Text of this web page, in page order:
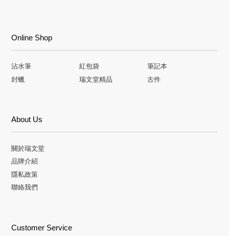
Online Shop
沾水筆 紅包袋
筆記本
封蠟
瑞文堂精品 古件
About Us
關於瑞文堂
品牌介紹
隱私政策
聯絡我們
Customer Service